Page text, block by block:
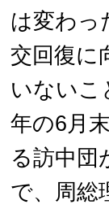
は変わっ
交回復に
いないこ
年の6月
る訪中団
で、周総